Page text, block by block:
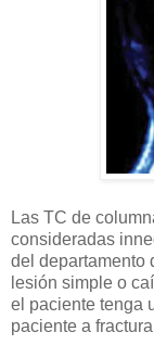
Las TC de
consideradas
del departamento
lesión simple o
el paciente tenga
paciente a